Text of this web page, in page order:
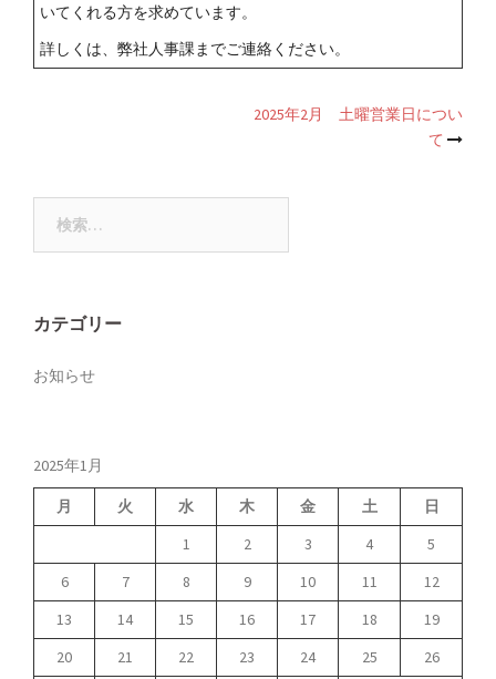
いてくれる方を求めています。
詳しくは、弊社人事課までご連絡ください。
ビ
ゲ
シ
ン
2025年2月 土曜営業日につい
て
カテゴリー
お知らせ
2025年1月
月 火 水 木 金 土
日
1
2 3 4
5
6
7 8 9 10 11
12
13
14 15 16 17 18
19
20
21 22 23 24 25
26